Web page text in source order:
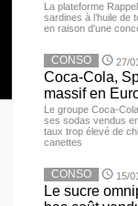
La plateforme
sardines à l’huile de
en raison d'une
CONSO 27/
Coca-Cola,
massif en
Le groupe Coca-
ses sodas vendus
taux trop élevé de
canettes
CONSO 15/
Le sucre